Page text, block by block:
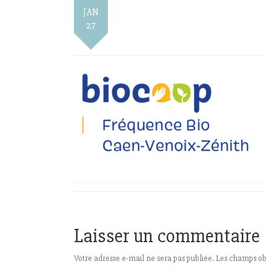
JAN
27
Laisser un commentaire
Votre adresse e-mail ne sera pas publiée. Les champs